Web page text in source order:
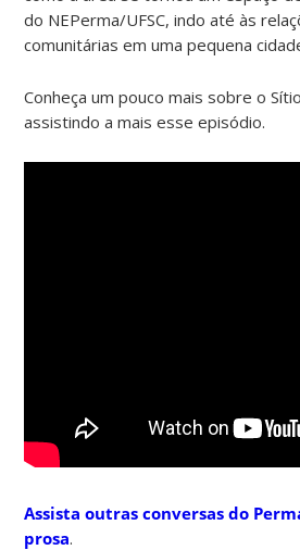
do NEPerma/UFSC, indo até às
comunitárias em uma pequena
Conheça um pouco mais sobre o
assistindo a mais esse episódio.
Assista outras conversas do
prosa.